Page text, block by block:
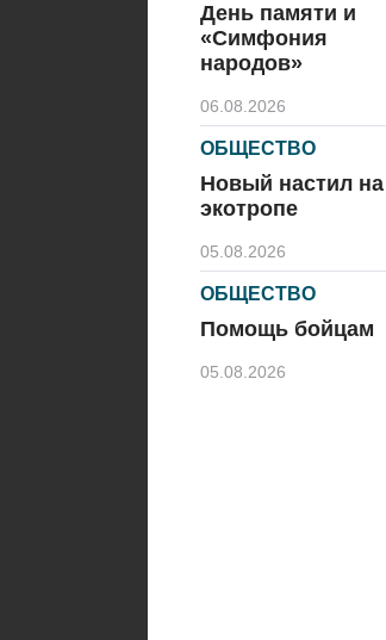
День памяти и
«Симфония
народов»
06.08.2026
ОБЩЕСТВО
Новый настил на
экотропе
05.08.2026
ОБЩЕСТВО
Помощь бойцам
05.08.2026